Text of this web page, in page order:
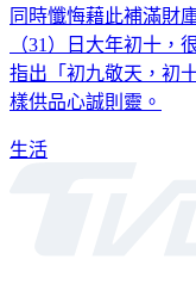
同時懺悔藉此補滿財
（31）日大年初十，
指出「初九敬天，初
樣供品心誠則靈。
生活